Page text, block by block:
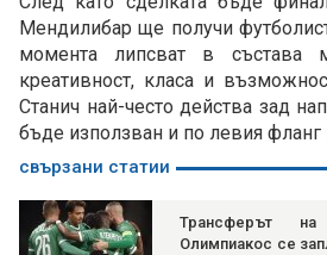
Мендилибар ще получи
момента липсват в състава
креативност, класа и
Станич най-често действа зад
бъде използван и по левия фланг
свързани статии
Трансферът
Олимпиакос се